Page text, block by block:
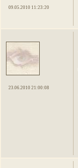
09.05.2010 11:23:20
23.06.2010 21:00:08